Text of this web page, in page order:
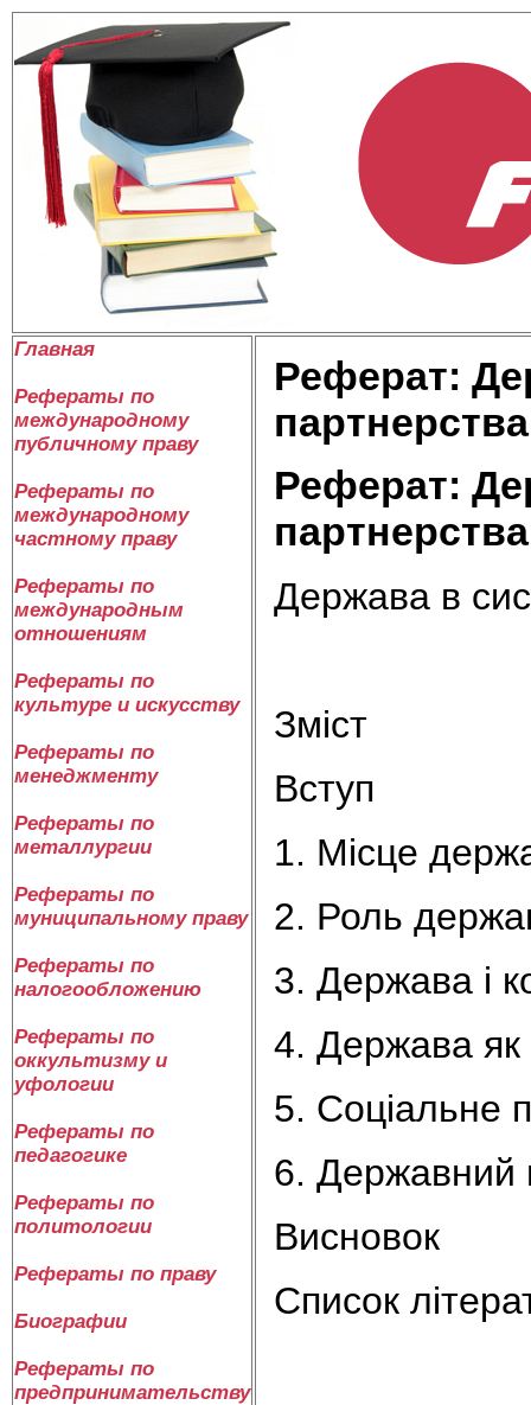
Главная
Рефераты по
международному
публичному праву
Рефераты по
международному
частному праву
Рефераты по
международным
отношениям
Рефераты по
культуре и искусству
Рефераты по
менеджменту
Рефераты по
металлургии
Рефераты по
муниципальному праву
Рефераты по
налогообложению
Рефераты по
оккультизму и
уфологии
Рефераты по
педагогике
Рефераты по
политологии
Рефераты по праву
Биографии
Рефераты по
предпринимательству
Реферат:
партнерства
Реферат:
партнерства
Держава в
Зміст
Вступ
1. Місце
2. Роль
3. Держава і
4. Держава як
5. Соціальне
6. Державний
Висновок
Список